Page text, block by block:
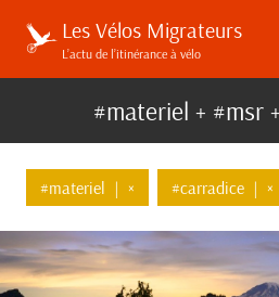
Les Vélos Migrateurs
L’actu de l’itinérance à vélo
#materiel + #msr
#materiel | × #carradice | ×
#bagages #communaute
#brooks #wtb